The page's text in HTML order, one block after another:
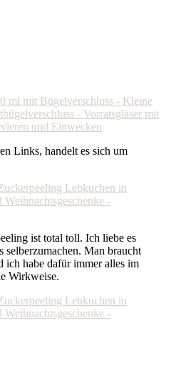
ml mit Bügelverschluss - Kleine
- Vorratsgläser mit
und Einwecken
Links, handelt es sich um
ist total toll. Ich liebe es
selberzumachen. Man braucht
ich habe dafür immer alles im
Wirkweise.